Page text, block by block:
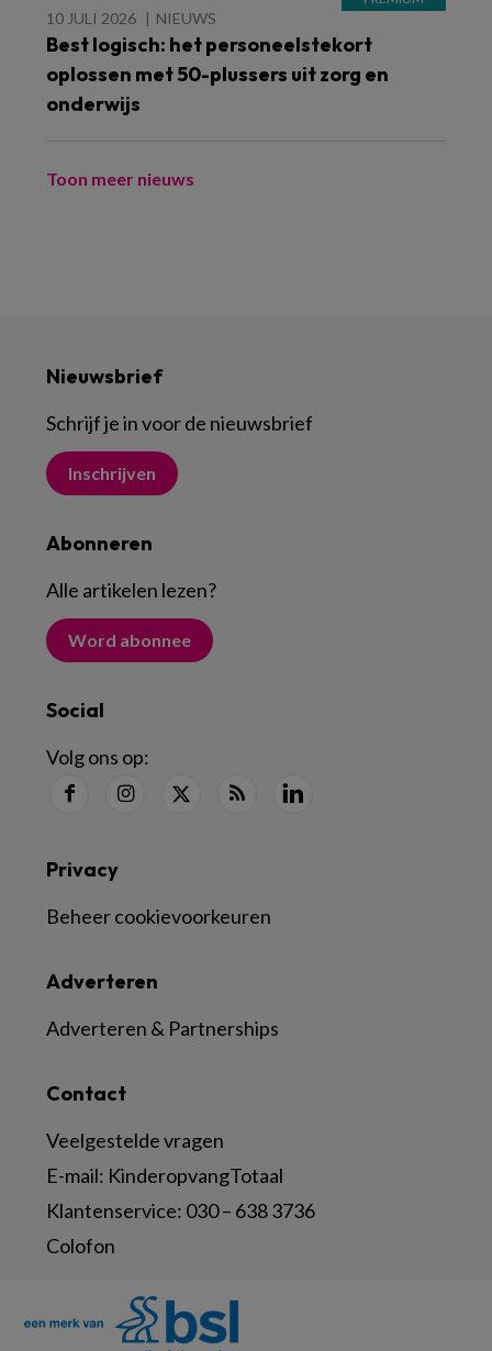
10 JULI 2026 NIEUWS
Best logisch: het personeelstekort
oplossen met 50-plussers uit zorg en
onderwijs
Toon meer nieuws
Nieuwsbrief
Schrijf je in voor de nieuwsbrief
Inschrijven
Abonneren
Alle artikelen lezen?
Word abonnee
Social
Volg ons op:
Contact
Veelgestelde vragen
E-mail: KinderopvangTotaal
Klantenservice: 030 – 638 3736
Colofon
Adverteren
Adverteren & Partnerships
Privacy
Beheer cookievoorkeuren